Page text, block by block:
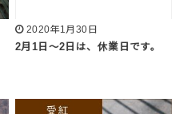
2020年1月30日
2月1日～2日は、休業日です。